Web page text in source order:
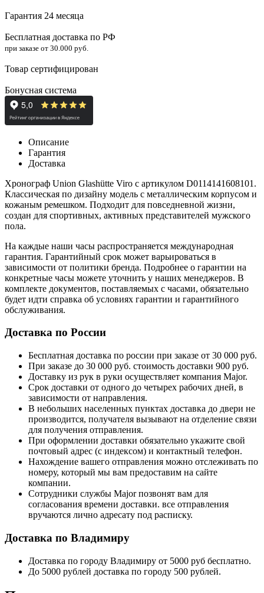
Гарантия 24 месяца
Бесплатная доставка по РФ
при заказе от 30.000 руб.
Товар сертифицирован
Бонусная система
Описание
Гарантия
Доставка
Хронограф Union Glashütte Viro с артикулом D0114141608101.
Классическая по дизайну модель с металлическим корпусом и
кожаным ремешком. Подходит для повседневной жизни,
создан для спортивных, активных представителей мужского
пола.
На каждые наши часы распространяется международная
гарантия. Гарантийный срок может варьироваться в
зависимости от политики бренда. Подробнее о гарантии на
конкретные часы можете уточнить у наших менеджеров. В
комплекте документов, поставляемых с часами, обязательно
будет идти справка об условиях гарантии и гарантийного
обслуживания.
Доставка по России
Бесплатная доставка по россии при заказе от 30 000 руб.
При заказе до 30 000 руб. стоимость доставки 900 руб.
Доставку из рук в руки осуществляет компания Major.
Срок доставки от одного до четырех рабочих дней, в
зависимости от направления.
В небольших населенных пунктах доставка до двери не
производится, получателя вызывают на отделение связи
для получения отправления.
При оформлении доставки обязательно укажите свой
почтовый адрес (с индексом) и контактный телефон.
Нахождение вашего отправления можно отслеживать по
номеру, который мы вам предоставим на сайте
компании.
Сотрудники службы Major позвонят вам для
согласования времени доставки. все отправления
вручаются лично адресату под расписку.
Доставка по Владимиру
Доставка по городу Владимиру от 5000 руб бесплатно.
До 5000 рублей доставка по городу 500 рублей.